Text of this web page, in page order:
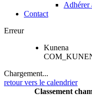
Adhérer
Contact
Erreur
Kunena
Chargement...
retour vers le calendrier
Classement